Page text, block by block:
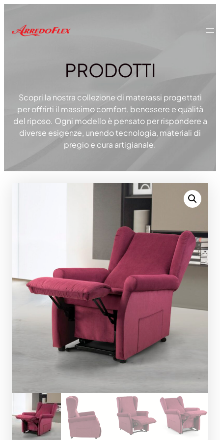
contenuto
PRODOTTI
Scopri la nostra collezione di materassi progettati
per offrirti il massimo comfort, benessere e qualità
del riposo. Ogni modello è pensato per rispondere a
diverse esigenze, unendo tecnologia, materiali di
pregio e cura artigianale.